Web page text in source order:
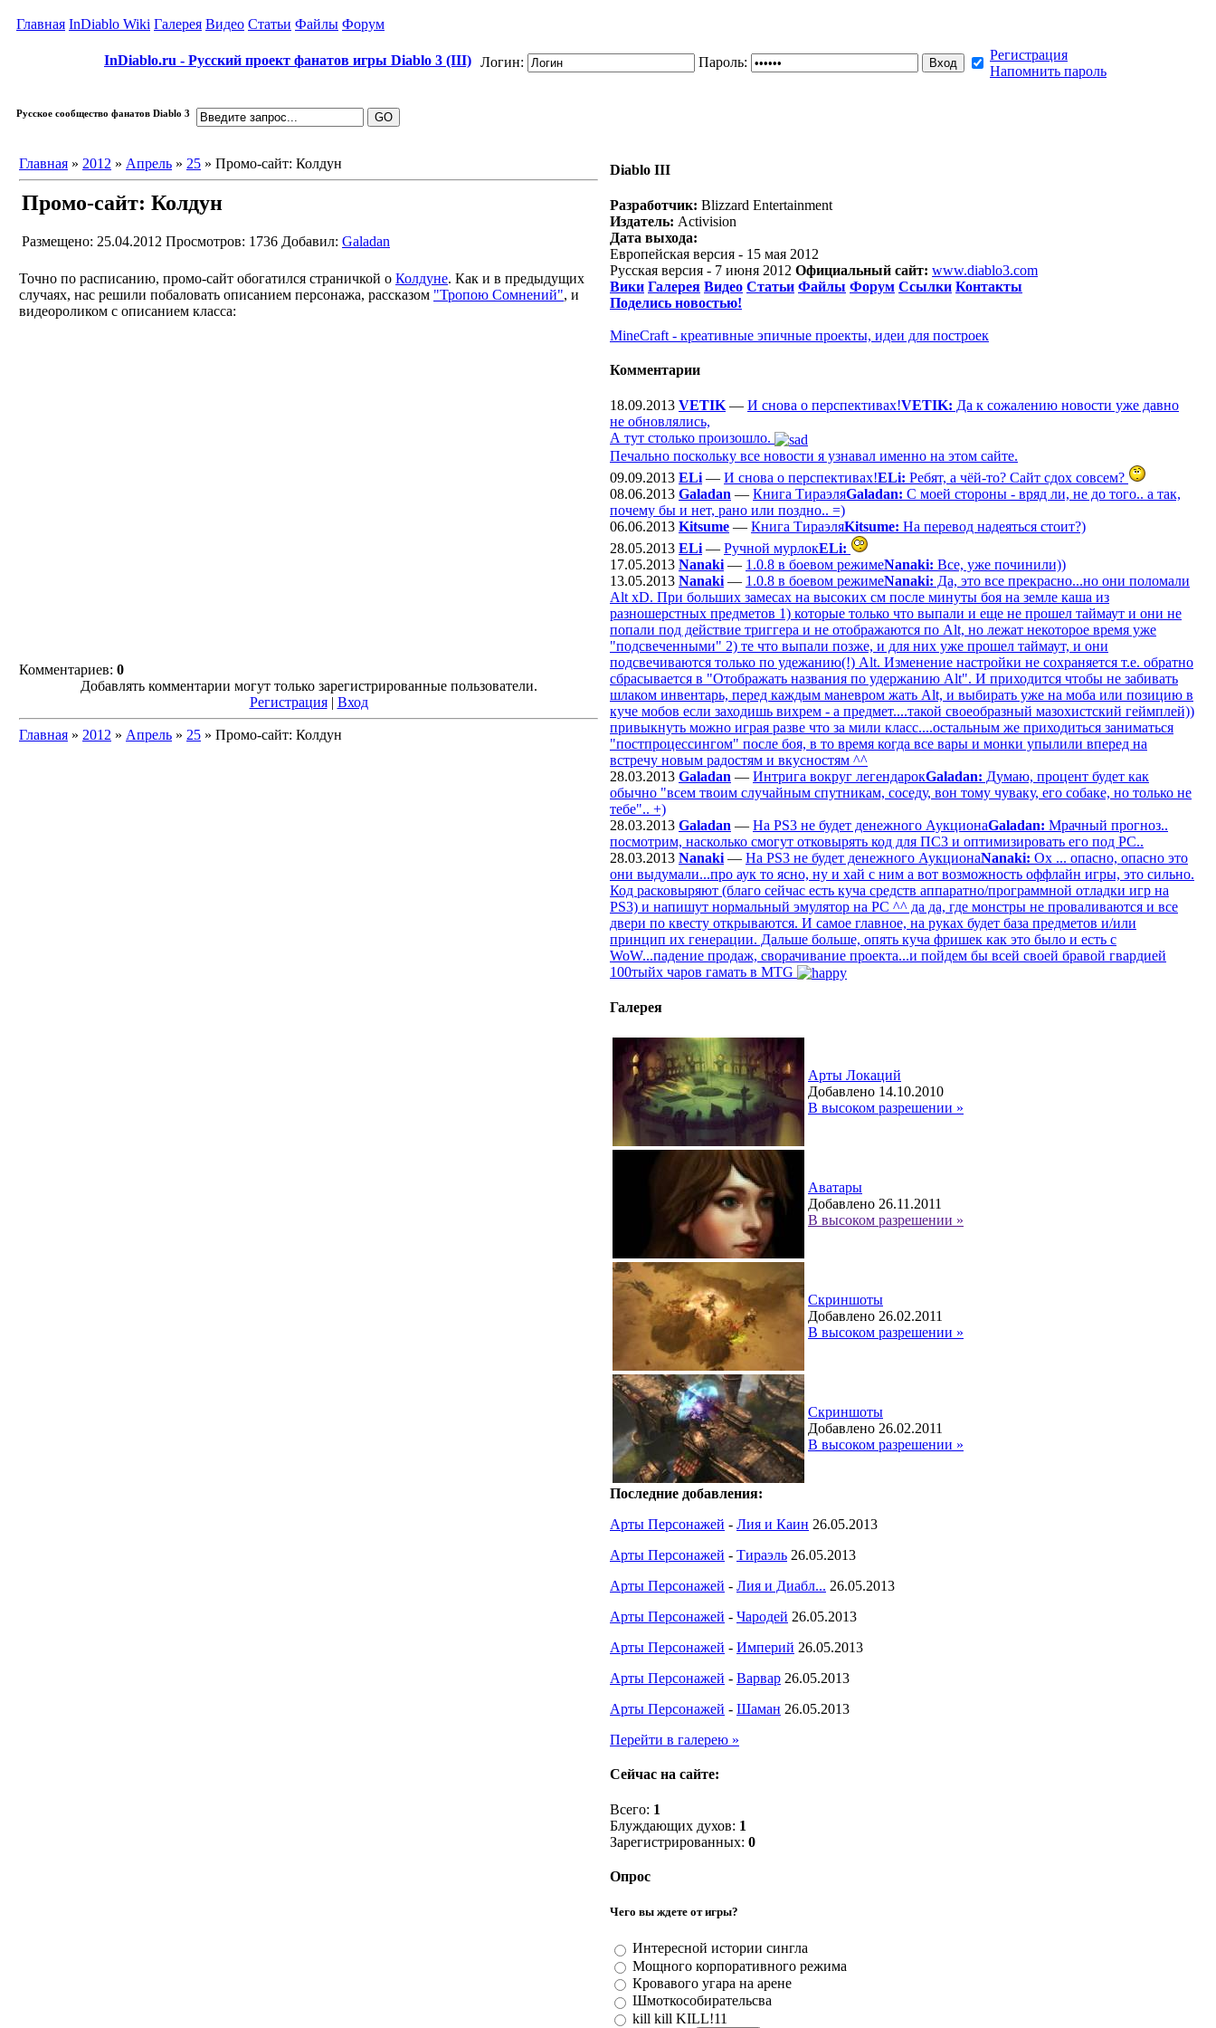
Главная InDiablo Wiki Галерея Видео Статьи Файлы Форум
InDiablo.ru - Русский проект фанатов игры Diablo 3 (III) Логин: Пароль:
Регистрация
Напомнить пароль
Русское сообщество фанатов Diablo 3
Главная » 2012 » Апрель » 25 » Промо-сайт: Колдун
Промо-сайт: Колдун
Размещено: 25.04.2012 Просмотров: 1736 Добавил: Galadan
Точно по расписанию, промо-сайт обогатился страничкой о Колдуне. Как и в предыдущих
случаях, нас решили побаловать описанием персонажа, рассказом "Тропою Сомнений", и
видеороликом с описанием класса:
Комментариев: 0
Добавлять комментарии могут только зарегистрированные пользователи.
Регистрация| Вход
Главная » 2012 » Апрель » 25 » Промо-сайт: Колдун
Diablo III
Разработчик: Blizzard Entertainment
Издатель: Activision
Дата выхода:
Европейская версия - 15 мая 2012
Русская версия - 7 июня 2012 Официальный сайт: www.diablo3.com
Вики Галерея Видео Статьи Файлы Форум Ссылки Контакты
Поделись новостью!
MineCraft - креативные эпичные проекты, идеи для построек
Комментарии
18.09.2013 VETIK — И снова о перспективах!VETIK: Да к сожалению новости уже давно
не обновлялись,
А тут столько произошло.
Печально поскольку все новости я узнавал именно на этом сайте.
09.09.2013 ELi — И снова о перспективах!ELi: Ребят, а чёй-то? Сайт сдох совсем?
08.06.2013 Galadan — Книга ТираэляGaladan: С моей стороны - вряд ли, не до того.. а так,
почему бы и нет, рано или поздно.. =)
06.06.2013 Kitsume — Книга ТираэляKitsume: На перевод надеяться стоит?)
28.05.2013 ELi — Ручной мурлокELi:
17.05.2013 Nanaki — 1.0.8 в боевом режимеNanaki: Все, уже починили))
13.05.2013 Nanaki — 1.0.8 в боевом режимеNanaki: Да, это все прекрасно...но они поломали
Alt xD. При больших замесах на высоких см после минуты боя на земле каша из
разношерстных предметов 1) которые только что выпали и еще не прошел таймаут и они не
попали под действие триггера и не отображаются по Alt, но лежат некоторое время уже
"подсвеченными" 2) те что выпали позже, и для них уже прошел таймаут, и они
подсвечиваются только по удежанию(!) Alt. Изменение настройки не сохраняется т.е. обратно
сбрасывается в "Отображать названия по удержанию Alt". И приходится чтобы не забивать
шлаком инвентарь, перед каждым маневром жать Alt, и выбирать уже на моба или позицию в
куче мобов если заходишь вихрем - а предмет....такой своеобразный мазохистский геймплей))
привыкнуть можно играя разве что за мили класс....остальным же приходиться заниматься
"постпроцессингом" после боя, в то время когда все вары и монки упылили вперед на
встречу новым радостям и вкусностям ^^
28.03.2013 Galadan — Интрига вокруг легендарокGaladan: Думаю, процент будет как
обычно "всем твоим случайным спутникам, соседу, вон тому чуваку, его собаке, но только не
тебе".. +)
28.03.2013 Galadan — На PS3 не будет денежного АукционаGaladan: Мрачный прогноз..
посмотрим, насколько смогут отковырять код для ПС3 и оптимизировать его под РС..
28.03.2013 Nanaki — На PS3 не будет денежного АукционаNanaki: Ох ... опасно, опасно это
они выдумали...про аук то ясно, ну и хай с ним а вот возможность оффлайн игры, это сильно.
Код расковыряют (благо сейчас есть куча средств аппаратно/программной отладки игр на
PS3) и напишут нормальный эмулятор на PC ^^ да да, где монстры не проваливаются и все
двери по квесту открываются. И самое главное, на руках будет база предметов и/или
принцип их генерации. Дальше больше, опять куча фришек как это было и есть с
WoW...падение продаж, сворачивание проекта...и пойдем бы всей своей бравой гвардией
100тыйх чаров гамать в MTG
Галерея
Арты Локаций
Добавлено 14.10.2010
В высоком разрешении »
Аватары
Добавлено 26.11.2011
В высоком разрешении »
Скриншоты
Добавлено 26.02.2011
В высоком разрешении »
Скриншоты
Добавлено 26.02.2011
В высоком разрешении »
Последние добавления:
Арты Персонажей - Лия и Каин 26.05.2013
Арты Персонажей - Тираэль 26.05.2013
Арты Персонажей - Лия и Диабл... 26.05.2013
Арты Персонажей - Чародей 26.05.2013
Арты Персонажей - Империй 26.05.2013
Арты Персонажей - Варвар 26.05.2013
Арты Персонажей - Шаман 26.05.2013
Перейти в галерею »
Сейчас на сайте:
Всего: 1
Блуждающих духов: 1
Зарегистрированных: 0
Опрос
Чего вы ждете от игры?
Интересной истории сингла
Мощного корпоративного режима
Кровавого угара на арене
Шмоткособирательсва
kill kill KILL!11